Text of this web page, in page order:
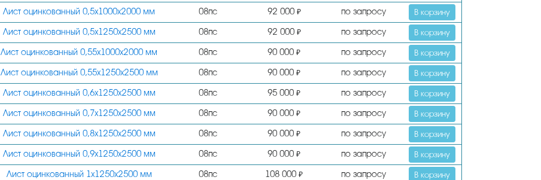
0,8
0,9
0,4
1
1,9
1,8
1,5
1,4
1,2
Лист оцинкованный 0,5х1000х2000 мм 08пс 92 000 ₽ по запросу В корзину
Лист оцинкованный 0,5х1250х2500 мм 08пс 92 000 ₽ по запросу В корзину
Лист оцинкованный 0,55х1000х2000 мм 08пс 90 000 ₽ по запросу В корзину
Лист оцинкованный 0,55х1250х2500 мм 08пс 90 000 ₽ по запросу В корзину
Лист оцинкованный 0,6х1250х2500 мм 08пс 95 000 ₽ по запросу В корзину
Лист оцинкованный 0,7х1250х2500 мм 08пс 90 000 ₽ по запросу В корзину
Лист оцинкованный 0,8х1250х2500 мм 08пс 90 000 ₽ по запросу В корзину
Лист оцинкованный 0,9х1250х2500 мм 08пс 90 000 ₽ по запросу В корзину
Лист оцинкованный 1х1250х2500 мм 08пс 108 000 ₽ по запросу В корзину